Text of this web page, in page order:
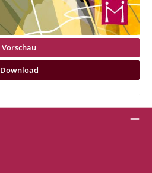
Vorschau
Download